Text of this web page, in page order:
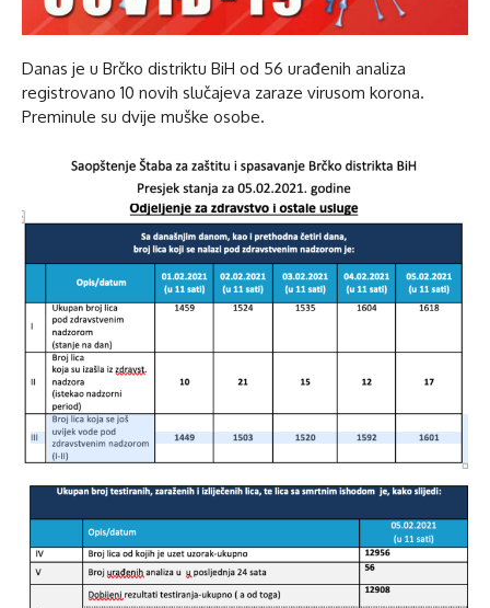
Danas je u Brčko distriktu BiH od 56 urađenih analiza
registrovano 10 novih slučajeva zaraze virusom korona.
Preminule su dvije muške osobe.